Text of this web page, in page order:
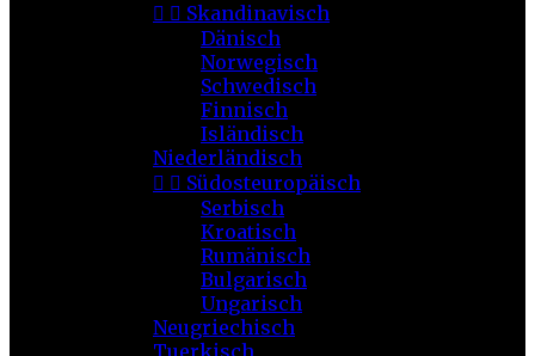
  Skandinavisch
Dänisch
Norwegisch
Schwedisch
Finnisch
Isländisch
Niederländisch
  Südosteuropäisch
Serbisch
Kroatisch
Rumänisch
Bulgarisch
Ungarisch
Neugriechisch
Tuerkisch